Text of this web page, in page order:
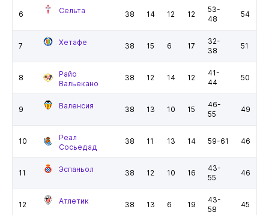
6 Сельта 38 14 12 12
53-
48
54
7 Хетафе 38 15 6 17
32-
38
51
8
Райо
Вальекано
38 12 14 12
41-
44
50
9 Валенсия 38 13 10 15
46-
55
49
10
Реал
Сосьедад
38 11 13 14 59-61 46
11 Эспаньол 38 12 10 16
43-
55
46
12 Атлетик 38 13 6 19
43-
58
45